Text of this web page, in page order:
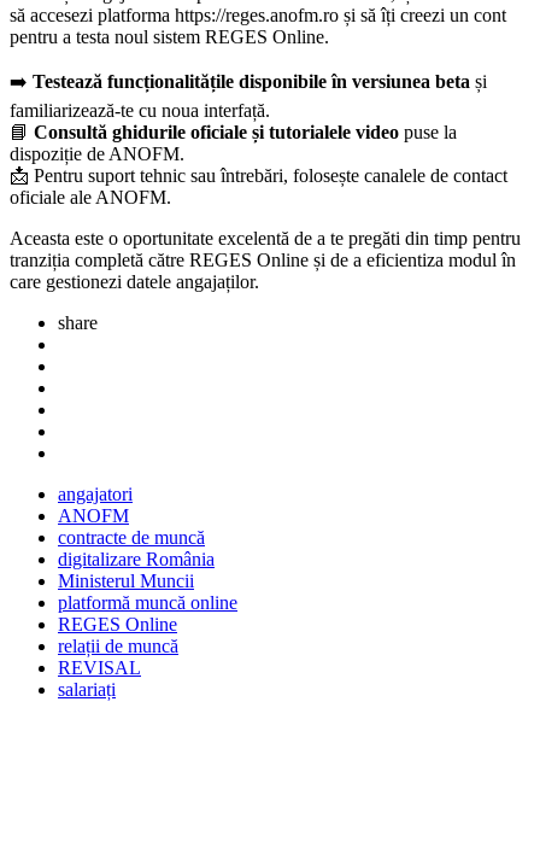
să accesezi platforma https://reges.anofm.ro și să îți creezi un cont
pentru a testa noul sistem REGES Online.
➡️ Testează funcționalitățile disponibile în versiunea beta și
familiarizează-te cu noua interfață.
📘 Consultă ghidurile oficiale și tutorialele video puse la
dispoziție de ANOFM.
📩 Pentru suport tehnic sau întrebări, folosește canalele de contact
oficiale ale ANOFM.
Aceasta este o oportunitate excelentă de a te pregăti din timp pentru
tranziția completă către REGES Online și de a eficientiza modul în
care gestionezi datele angajaților.
share
angajatori
ANOFM
contracte de muncă
digitalizare România
Ministerul Muncii
platformă muncă online
REGES Online
relații de muncă
REVISAL
salariați